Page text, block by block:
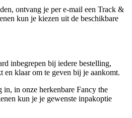
ontvang je per e-mail een Track &
kun je kiezen uit de beschikbare
inbegrepen bij iedere bestelling,
en klaar om te geven bij je aankomt.
in, in onze herkenbare Fancy the
kun je je gewenste inpakoptie